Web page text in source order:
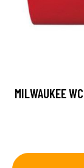
MILWAUKEE